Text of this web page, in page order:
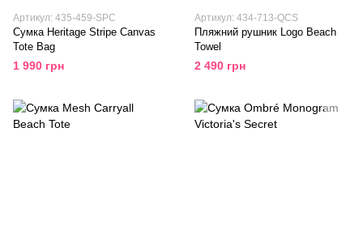
Артикул: 435-459-SPC
Сумка Heritage Stripe Canvas
Tote Bag
1 990 грн
Артикул: 434-713-QCS
Пляжний рушник Logo Beach
Towel
2 490 грн